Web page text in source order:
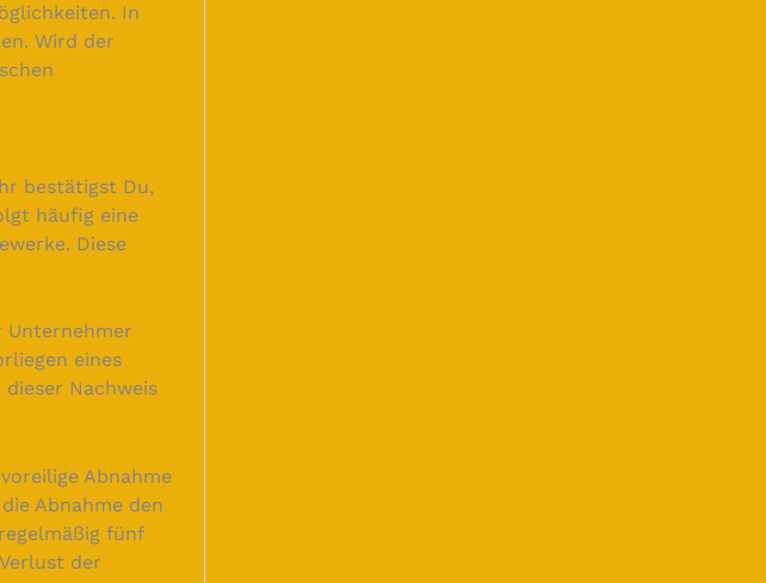
In
Wird der
bestätigst Du,
häufig eine
Diese
Unternehmer
eines
Nachweis
Abnahme
Abnahme den
fünf
der